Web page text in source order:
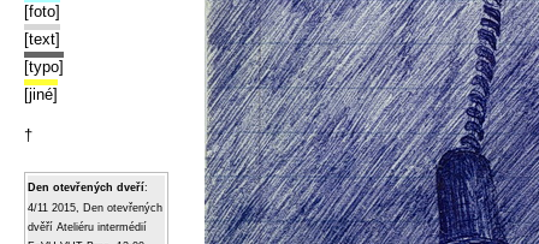
[foto]
[text]
[typo]
[jiné]
†
Den otevřených dveří:
4/11 2015, Den otevřených
dvěří Ateliéru intermédií